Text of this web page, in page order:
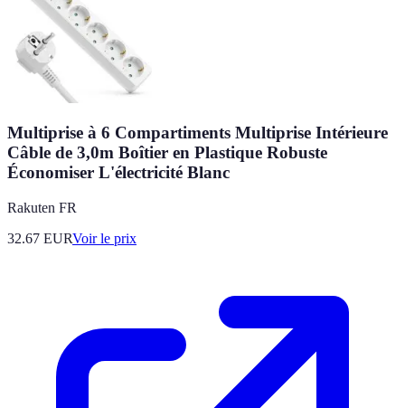
Multiprise à 6 Compartiments Multiprise Intérieure
Câble de 3,0m Boîtier en Plastique Robuste
Économiser L'électricité Blanc
Rakuten FR
32.67 EURVoir le prix